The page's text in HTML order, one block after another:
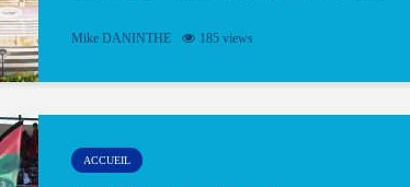
Mike DANINTHE 185 views
ACCUEIL